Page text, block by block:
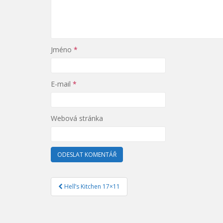
Jméno *
E-mail *
Webová stránka
Navigace pro příspěvek
Hell’s Kitchen 17×11